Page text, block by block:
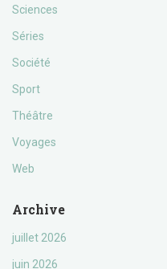
Sciences
Séries
Société
Sport
Théâtre
Voyages
Web
Archive
juillet 2026
juin 2026